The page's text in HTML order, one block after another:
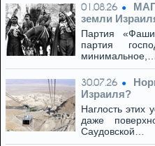
01.08.26
земли
Партия
партия
минимальное,…
30.07.26
Израиля?
Наглость этих
даже
Саудовской…